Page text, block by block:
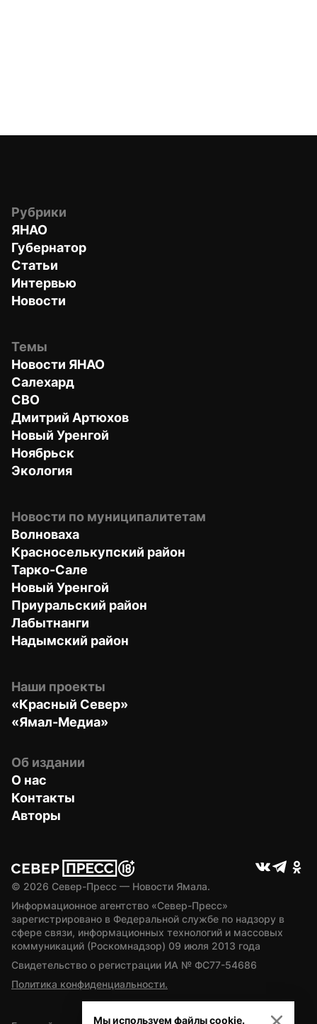
Рубрики
ЯНАО
Губернатор
Статьи
Интервью
Новости
Темы
Новости ЯНАО
Салехард
СВО
Дмитрий Артюхов
Новый Уренгой
Ноябрьск
Экология
Новости по муниципалитетам
Волноваха
Красноселькупский район
Тарко-Сале
Новый Уренгой
Приуральский район
Лабытнанги
Надымский район
Наши проекты
«Красный Север»
«Ямал-Медиа»
Об издании
О нас
Контакты
Авторы
© 2026 Север-Пресс — Новости Ямала.
Информационное агентство «Север-Пресс»
зарегистрировано в Федеральной службе по надзору в
сфере связи, информационных технологий и массовых
коммуникаций (Роскомнадзор) 09 июля 2013 года
Свидетельство о регистрации ИА № ФС77-54686
Политика конфиденциальности.
Мы используем файлы cookie.